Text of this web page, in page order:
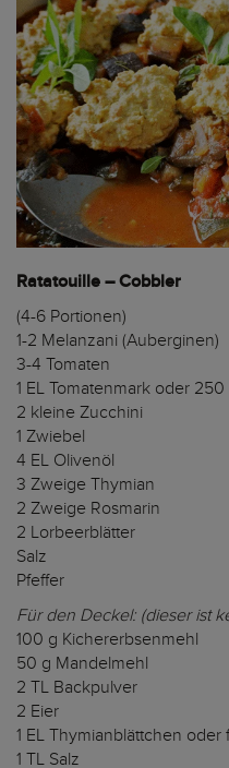
Ratatouille – Cobbler
(4-6 Portionen)
1-2 Melanzani (Auberginen)
3-4 Tomaten
1 EL Tomatenmark oder
2 kleine Zucchini
1 Zwiebel
4 EL Olivenöl
3 Zweige Thymian
2 Zweige Rosmarin
2 Lorbeerblätter
Salz
Pfeffer
Für den Deckel: (dieser ist
100 g Kichererbsenmehl
50 g Mandelmehl
2 TL Backpulver
2 Eier
1 EL Thymianblättchen
1 TL Salz